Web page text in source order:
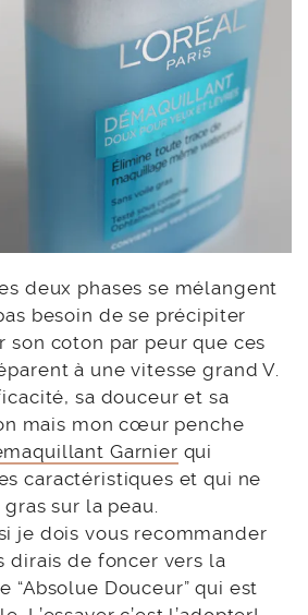
deux phases se mélangent
besoin de se précipiter
son coton par peur que ces
à une vitesse grand V.
sa douceur et sa
mais mon cœur penche
Garnier qui
caractéristiques et qui ne
sur la peau.
je dois vous recommander
dirais de foncer vers la
Douceur” qui est